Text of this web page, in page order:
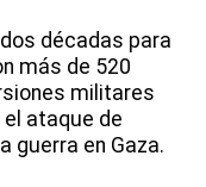
décadas para
más de 520
militares
ataque de
guerra en Gaza.